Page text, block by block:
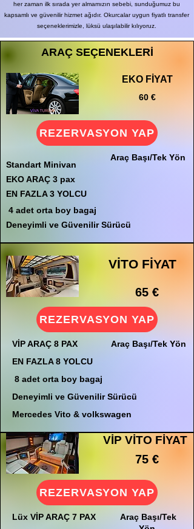
her zaman ilk sırada yer almamızın sebebi, sunduğumuz bu
kapsamlı ve güvenilir hizmet ağıdır. Okurcalar uygun fiyatlı transfer
seçeneklerimizle, lüksü ulaşılabilir kılıyoruz.
ARAÇ SEÇENEKLERİ
EKO FİYAT
60 €
REZERVASYON YAP
Standart Minivan
Araç Başı/Tek Yön
EKO ARAÇ 3 pax
EN FAZLA 3 YOLCU
4 adet orta boy bagaj
Deneyimli ve Güvenilir Sürücü
VİTO FİYAT
65 €
REZERVASYON YAP
VİP ARAÇ 8 PAX
Araç Başı/Tek Yön
EN FAZLA 8 YOLCU
8 adet orta boy bagaj
Deneyimli ve Güvenilir Sürücü
Mercedes Vito & volkswagen
VİP VİTO FİYAT
75 €
REZERVASYON YAP
Lüx VİP ARAÇ 7 PAX
Araç Başı/Tek